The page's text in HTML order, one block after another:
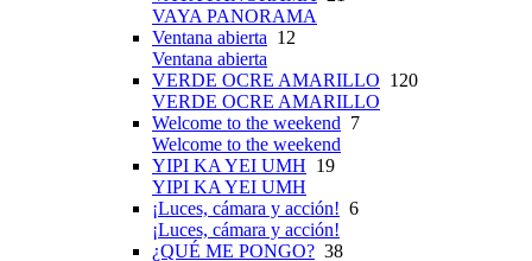
VAYA PANORAMA
Ventana abierta 12
Ventana abierta
VERDE OCRE AMARILLO 120
VERDE OCRE AMARILLO
Welcome to the weekend 7
Welcome to the weekend
YIPI KA YEI UMH 19
YIPI KA YEI UMH
¡Luces, cámara y acción! 6
¡Luces, cámara y acción!
¿QUÉ ME PONGO? 38